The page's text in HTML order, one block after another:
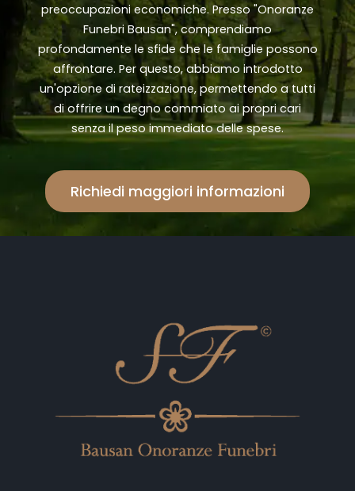
preoccupazioni economiche. Presso "Onoranze
Funebri Bausan", comprendiamo
profondamente le sfide che le famiglie possono
affrontare. Per questo, abbiamo introdotto
un'opzione di rateizzazione, permettendo a tutti
di offrire un degno commiato ai propri cari
senza il peso immediato delle spese.
Richiedi maggiori informazioni